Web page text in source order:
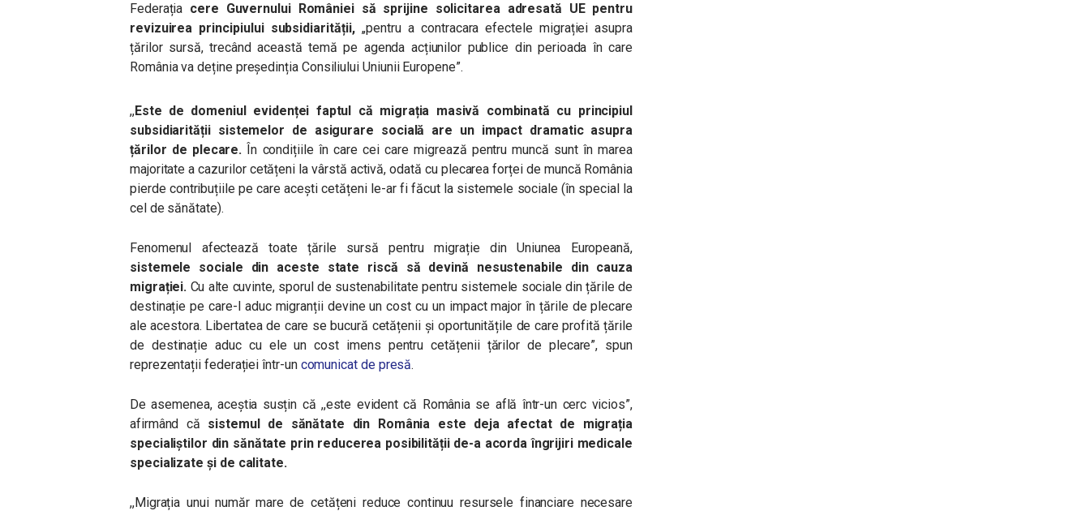
Federația cere Guvernului României să sprijine solicitarea adresată UE pentru
revizuirea principiului subsidiarității,,,pentru a contracara efectele migrației asupra
țărilor sursă, trecând această temă pe agenda acțiunilor publice din perioada în care
România va deține președinția Consiliului Uniunii Europene”.
,,Este de domeniul evidenței faptul că migrația masivă combinată cu principiul
subsidiarității sistemelor de asigurare socială are un impact dramatic asupra
țărilor de plecare. În condițiile în care cei care migrează pentru muncă sunt în marea
majoritate a cazurilor cetățeni la vârstă activă, odată cu plecarea forței de muncă România
pierde contribuțiile pe care acești cetățeni le-ar fi făcut la sistemele sociale (în special la
cel de sănătate).
Fenomenul afectează toate țările sursă pentru migrație din Uniunea Europeană,
sistemele sociale din aceste state riscă să devină nesustenabile din cauza
migrației. Cu alte cuvinte, sporul de sustenabilitate pentru sistemele sociale din țările de
destinație pe care-l aduc migranții devine un cost cu un impact major în țările de plecare
ale acestora. Libertatea de care se bucură cetățenii și oportunitățile de care profită țările
de destinație aduc cu ele un cost imens pentru cetățenii țărilor de plecare”, spun
reprezentații federației într-un comunicat de presă.
De asemenea, aceștia susțin că ,,este evident că România se află într-un cerc vicios”,
afirmând că sistemul de sănătate din România este deja afectat de migrația
specialiștilor din sănătate prin reducerea posibilității de-a acorda îngrijiri medicale
specializate și de calitate.
,,Migrația unui număr mare de cetățeni reduce continuu resursele financiare necesare